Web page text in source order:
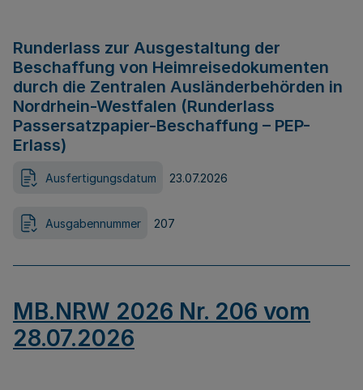
Runderlass zur Ausgestaltung der
Beschaffung von Heimreisedokumenten
durch die Zentralen Ausländerbehörden in
Nordrhein-Westfalen (Runderlass
Passersatzpapier-Beschaffung – PEP-
Erlass)
Ausfertigungsdatum 23.07.2026
Ausgabennummer 207
MB.NRW 2026 Nr. 206 vom
28.07.2026